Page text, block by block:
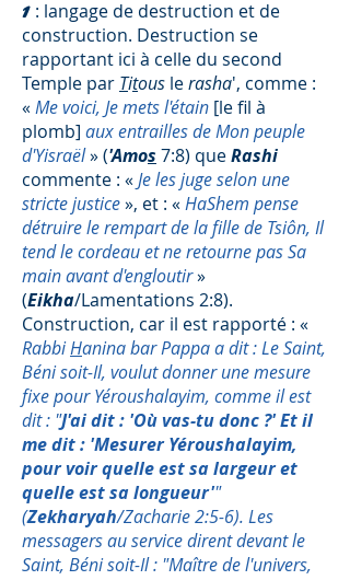
1 : langage de destruction et de
construction. Destruction se
rapportant ici à celle du second
Temple par Titous lerasha', comme :
«Me voici, Je mets l'étain [le fil à
plomb] aux entrailles de Mon peuple
d'Yisraël» ('Amos 7:8) queRashi
commente : «Je les juge selon une
stricte justice», et : «HaShem pense
détruire le rempart de la fille de Tsiôn, Il
tend le cordeau et ne retourne pas Sa
main avant d'engloutir»
(Eikha/Lamentations 2:8).
Construction, car il est rapporté : «
RabbiHanina bar Pappa a dit : Le Saint,
Béni soit-Il, voulut donner une mesure
fixe pour Yéroushalayim, comme il est
dit : "J'ai dit : 'Où vas-tu donc ?' Et il
me dit : 'Mesurer Yéroushalayim,
pour voir quelle est sa largeur et
quelle est sa longueur'"
(Zekharyah/Zacharie 2:5-6). Les
messagers au service dirent devant le
Saint, Béni soit-Il : "Maître de l'univers,